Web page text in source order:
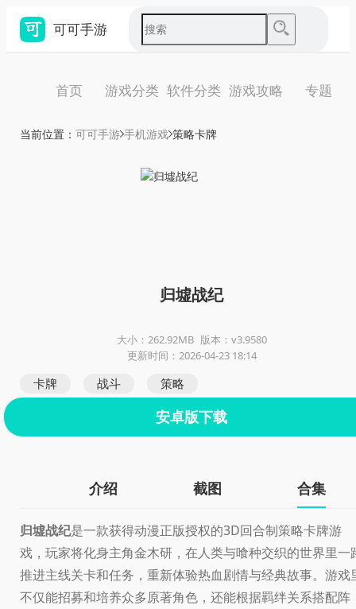
可可手游
首页 游戏分类 软件分类 游戏攻略 专题
当前位置： 可可手游 手机游戏 策略卡牌
归墟战纪
大小：262.92MB 版本：v3.9580
更新时间：2026-04-23 18:14
卡牌 战斗 策略
安卓版下载
介绍 截图 合集
归墟战纪是一款获得动漫正版授权的3D回合制策略卡牌游
戏，玩家将化身主角金木研，在人类与喰种交织的世界里一
推进主线关卡和任务，重新体验热血剧情与经典故事。游戏
不仅能招募和培养众多原著角色，还能根据羁绊关系搭配阵